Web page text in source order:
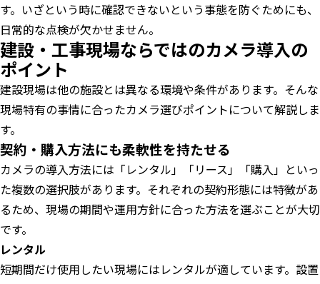
す。いざという時に確認できないという事態を防ぐためにも、
日常的な点検が欠かせません。
建設・工事現場ならではのカメラ導入の
ポイント
建設現場は他の施設とは異なる環境や条件があります。そんな
現場特有の事情に合ったカメラ選びポイントについて解説しま
す。
契約・購入方法にも柔軟性を持たせる
カメラの導入方法には「レンタル」「リース」「購入」といっ
た複数の選択肢があります。それぞれの契約形態には特徴があ
るため、現場の期間や運用方針に合った方法を選ぶことが大切
です。
レンタル
短期間だけ使用したい現場にはレンタルが適しています。設置